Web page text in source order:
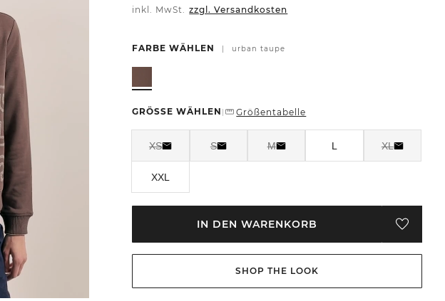
inkl. MwSt. zzgl. Versandkosten
FARBE WÄHLEN | urban taupe
GRÖSSE WÄHLEN | Größentabelle
XS S M L XL
XXL
IN DEN WARENKORB
SHOP THE LOOK